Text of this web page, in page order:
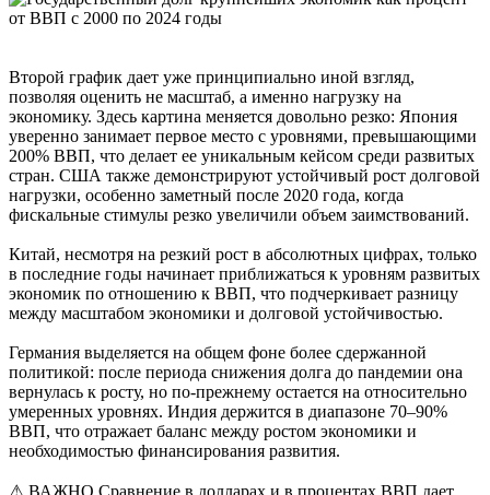
Второй график дает уже принципиально иной взгляд,
позволяя оценить не масштаб, а именно нагрузку на
экономику. Здесь картина меняется довольно резко: Япония
уверенно занимает первое место с уровнями, превышающими
200% ВВП, что делает ее уникальным кейсом среди развитых
стран. США также демонстрируют устойчивый рост долговой
нагрузки, особенно заметный после 2020 года, когда
фискальные стимулы резко увеличили объем заимствований.
Китай, несмотря на резкий рост в абсолютных цифрах, только
в последние годы начинает приближаться к уровням развитых
экономик по отношению к ВВП, что подчеркивает разницу
между масштабом экономики и долговой устойчивостью.
Германия выделяется на общем фоне более сдержанной
политикой: после периода снижения долга до пандемии она
вернулась к росту, но по-прежнему остается на относительно
умеренных уровнях. Индия держится в диапазоне 70–90%
ВВП, что отражает баланс между ростом экономики и
необходимостью финансирования развития.